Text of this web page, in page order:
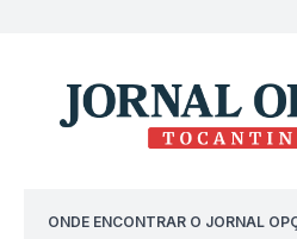
ONDE ENCONTRAR O JORNAL